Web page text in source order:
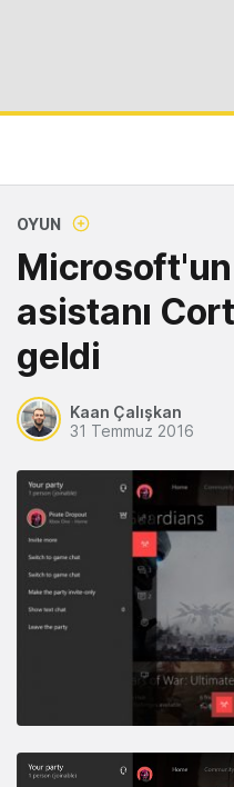
OYUN
Microsoft'un
asistanı
geldi
Kaan Çalışkan
31 Temmuz 2016